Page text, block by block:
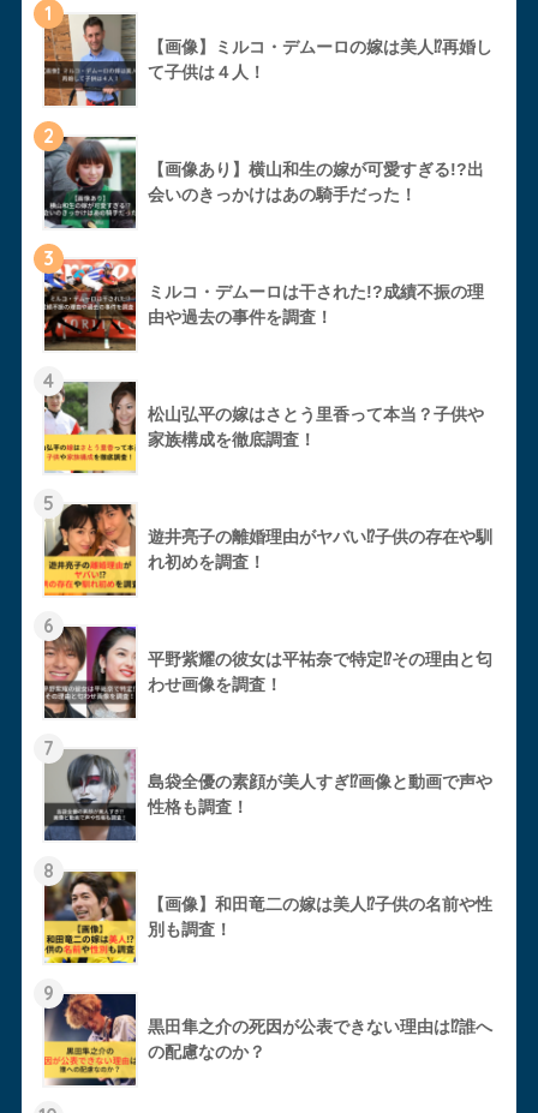
1
【画像】ミルコ・デムーロの嫁は美人⁉︎再婚し
て子供は４人！
2
【画像あり】横山和生の嫁が可愛すぎる!?出
会いのきっかけはあの騎手だった！
3
ミルコ・デムーロは干された!?成績不振の理
由や過去の事件を調査！
4
松山弘平の嫁はさとう里香って本当？子供や
家族構成を徹底調査！
5
遊井亮子の離婚理由がヤバい⁉︎子供の存在や馴
れ初めを調査！
6
平野紫耀の彼女は平祐奈で特定⁉︎その理由と匂
わせ画像を調査！
7
島袋全優の素顔が美人すぎ⁉︎画像と動画で声や
性格も調査！
8
【画像】和田竜二の嫁は美人⁉︎子供の名前や性
別も調査！
9
黒田隼之介の死因が公表できない理由は⁉︎誰へ
の配慮なのか？